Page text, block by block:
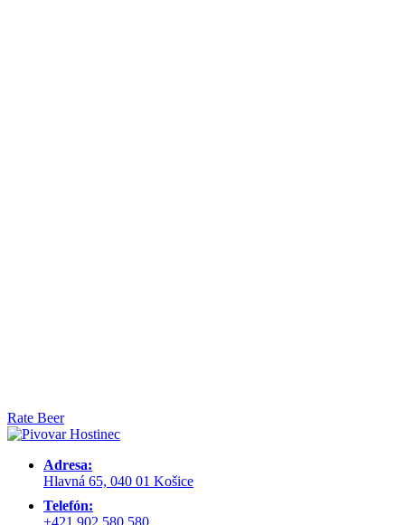
Rate Beer
Adresa:
Hlavná 65, 040 01 Košice
Telefón:
+421 902 580 580